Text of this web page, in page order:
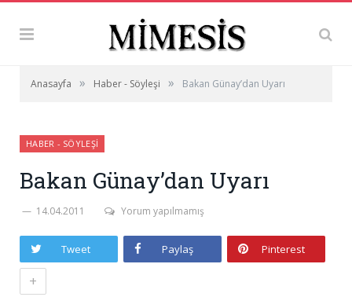
Anasayfa » Haber - Söyleşi » Bakan Günay’dan Uyarı
HABER - SÖYLEŞI
Bakan Günay’dan Uyarı
14.04.2011 Yorum yapılmamış
Tweet Paylaş Pinterest
+